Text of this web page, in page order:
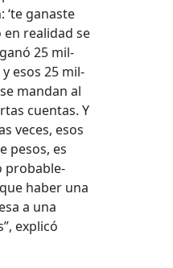
‘te ganaste
en real­i­dad se
25 mil­
y esos 25 mil­
man­dan al
cuen­tas. Y
veces, esos
pesos, es
prob­a­ble­
haber una
a una
explicó